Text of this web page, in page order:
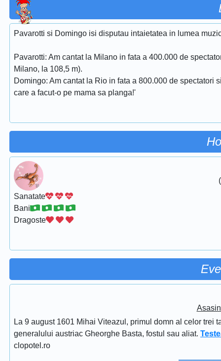
Pavarotti si Domingo isi disputau intaietatea in lumea
Pavarotti: Am cantat la Milano in fata a 400.000 de
Milano, la 108,5 m).
Domingo: Am cantat la Rio in fata a 800.000 de
care a facut-o pe mama sa planga!'
Sanatate
Bani
Dragoste
La 9 august 1601 Mihai Viteazul, primul domn al celor trei
generalului austriac Gheorghe Basta, fostul sau aliat.
clopotel.ro